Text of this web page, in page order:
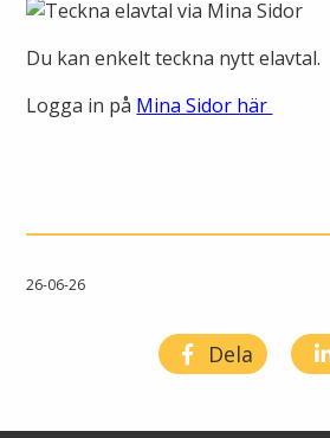
Integritetsinformation
Du kan enkelt teckna nytt elavtal.
Logga in på Mina Sidor här
26-06-26
Dela